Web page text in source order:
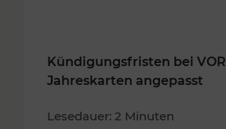
Kündigungsfristen bei VOR
Jahreskarten angepasst
Lesedauer: 2 Minuten